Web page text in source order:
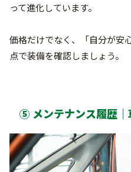
って進化しています。
価格だけでなく、「自分が安
点で装備を確認しましょう。
⑤ メンテナンス履歴